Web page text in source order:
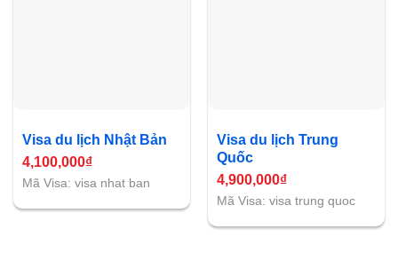
Visa du lịch Nhật Bản
4,100,000₫
Mã Visa: visa nhat ban
Visa du lịch Trung
Quốc
4,900,000₫
Mã Visa: visa trung quoc